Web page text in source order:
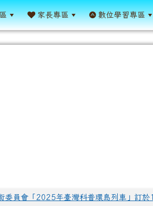
家長專區 數位學習專區
委員會「2025年臺灣科普環島列車」訂